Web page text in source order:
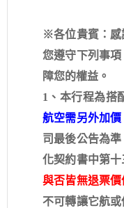
※各位貴賓：感
您遵守下列事
障您的權益。
1、本行程為搭
航空需另外加價
司最後公告為
化契約書中第
與否皆無退票價
不可轉讓它航